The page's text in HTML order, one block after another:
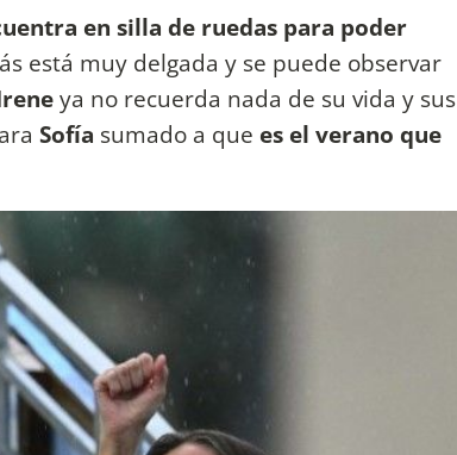
en silla de ruedas para poder
está muy delgada y se puede observar
ya no recuerda nada de su vida y sus
Sofía sumado a que es el verano que